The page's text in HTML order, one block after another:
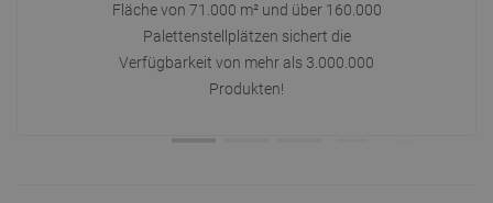
Fläche von 71.000 m² und über 160.000
Palettenstellplätzen sichert die
Verfügbarkeit von mehr als 3.000.000
Produkten!